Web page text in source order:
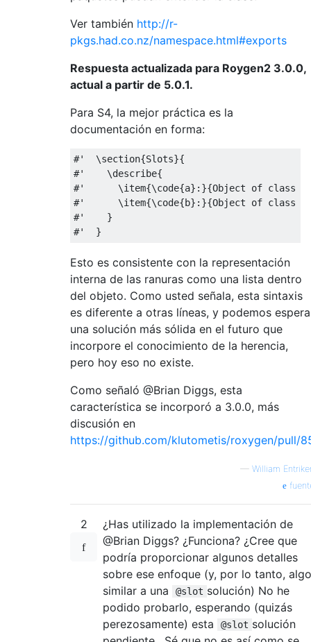
Ver también http://r-
pkgs.had.co.nz/namespace.html#exports
Respuesta actualizada para Roygen2 3.0.0,
actual a partir de 5.0.1.
Para S4, la mejor práctica es la
documentación en forma:
#'  \section{Slots}{
#'    \describe{
#'      \item{\code{a}:}{Object of class
#'      \item{\code{b}:}{Object of class
#'    }
#'  }
Esto es consistente con la representación
interna de las ranuras como una lista dentro
del objeto. Como usted señala, esta sintaxis
es diferente a otras líneas, y podemos
una solución más sólida en el futuro que
incorpore el conocimiento de la herencia,
pero hoy eso no existe.
Como señaló @Brian Diggs, esta
característica se incorporó a 3.0.0, más
discusión en
https://github.com/klutometis/roxygen/pull/
— William
2
¿Has utilizado la implementación de
@Brian Diggs? ¿Funciona? ¿Cree que
podría proporcionar algunos detalles
sobre ese enfoque (y, por lo tanto, algo
similar a una
@slot solución) No he
podido probarlo, esperando (quizás
perezosamente) esta
@slot solución